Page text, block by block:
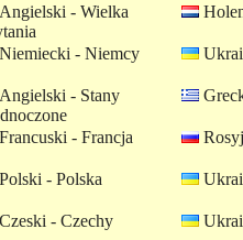
Angielski - Wielka
Niemiecki - Niemcy
Angielski - Stany
Francuski - Francja
Polski - Polska
Czeski - Czechy